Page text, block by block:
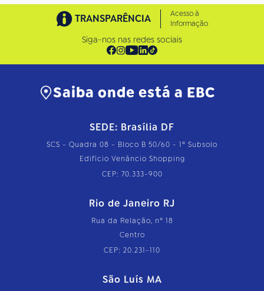
TRANSPARÊNCIA
Acesso à
Informação
Siga-nos nas redes sociais
Saiba onde está a EBC
SEDE: Brasília DF
SCS - Quadra 08 - Bloco B 50/60 - 1º Subsolo
Edifício Venâncio Shopping
CEP: 70.333-900
Rio de Janeiro RJ
Rua da Relação, nº 18
Centro
CEP: 20.231-110
São Luís MA